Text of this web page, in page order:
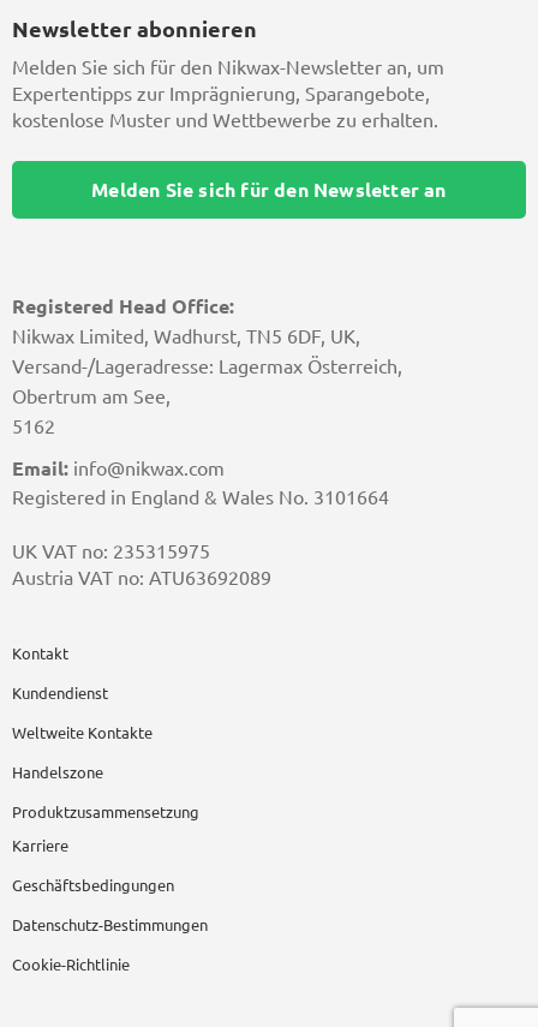
Registered Head Office:
Nikwax Limited, Wadhurst, TN5 6DF, UK,
Versand-/Lageradresse: Lagermax Österreich,
Obertrum am See,
5162
Email: info@nikwax.com
Registered in England & Wales No. 3101664
UK VAT no: 235315975
Austria VAT no: ATU63692089
Kontakt
Kundendienst
Weltweite Kontakte
Handelszone
Produktzusammensetzung
Karriere
Geschäftsbedingungen
Datenschutz-Bestimmungen
Cookie-Richtlinie
Newsletter abonnieren
Melden Sie sich für den Nikwax-Newsletter an, um
Expertentipps zur Imprägnierung, Sparangebote,
kostenlose Muster und Wettbewerbe zu erhalten.
Melden Sie sich für den Newsletter an